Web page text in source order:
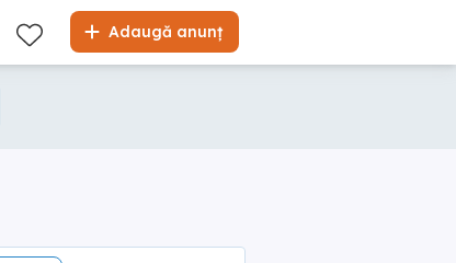
Adaugă anunț
Listă